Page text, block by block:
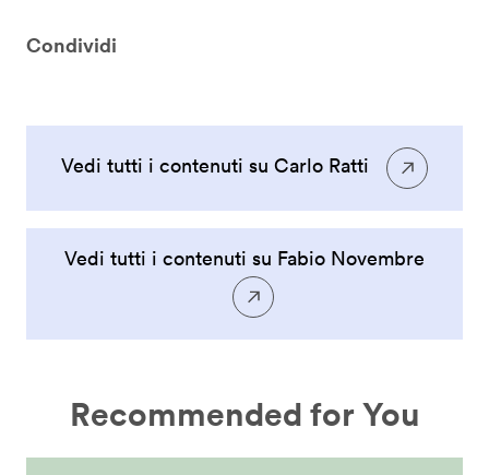
Condividi
Vedi tutti i contenuti su Carlo Ratti
Vedi tutti i contenuti su Fabio Novembre
Recommended for You